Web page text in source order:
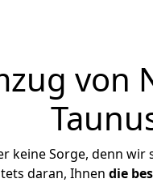
von
keine Sorge, denn wir
daran, Ihnen die